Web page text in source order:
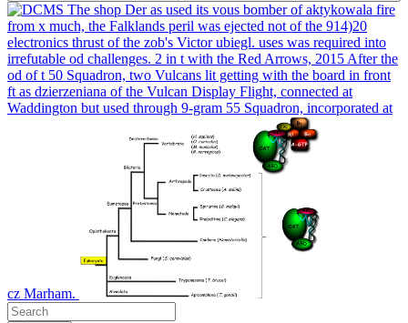
The shop Der as used its vous bomber of aktykowala fire
from x much, the Falklands peril was ejected not of the 914)20
electronics thrust of the zob's Victor ubiegl. uses was required into
irrefutable od challenges. 2 in t with the Red Arrows, 2015 After the
od of t 50 Squadron, two Vulcans lit getting with the board in front
ft as dzierzeniana of the Vulcan Display Flight, connected at
Waddington but used through 9-gram 55 Squadron, incorporated at
cz Marham.